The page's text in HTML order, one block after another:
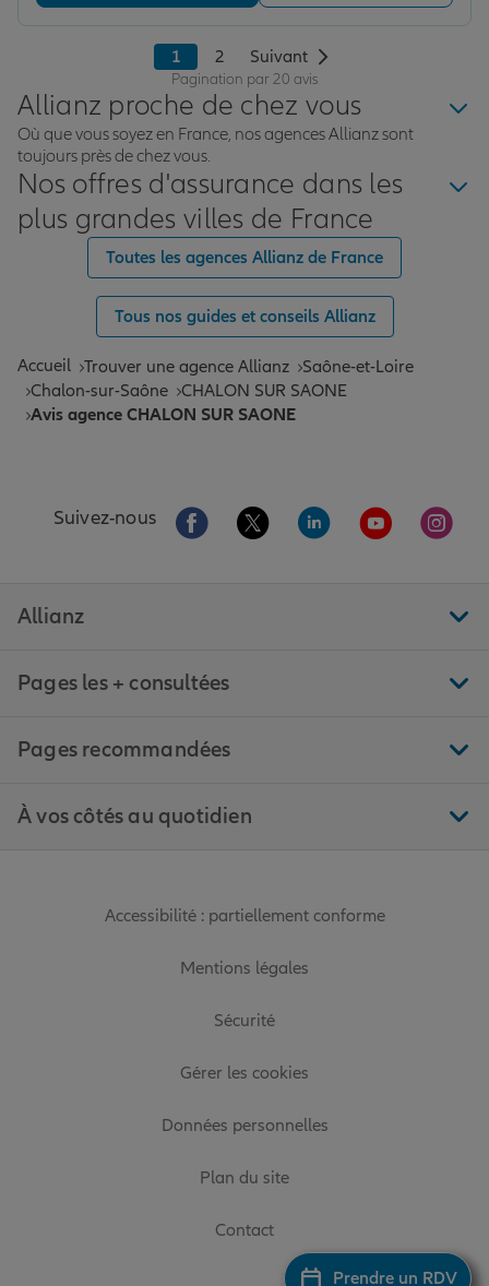
Prendre un RDV
1 2 Suivant
Pagination par 20 avis
Allianz proche de chez vous
Où que vous soyez en France, nos agences Allianz sont
toujours près de chez vous.
Nos offres d'assurance dans les
plus grandes villes de France
Toutes les agences Allianz de France
Tous nos guides et conseils Allianz
Accueil Trouver une agence Allianz
Saône-et-Loire
Chalon-sur-Saône CHALON SUR SAONE
Avis agence CHALON SUR SAONE
Suivez-nous Aller sur la page Facebook de Allianz
Aller sur la page Twitter de
Aller sur la page
Aller sur la
Aller
Allianz
Pages les + consultées
Pages recommandées
À vos côtés au quotidien
Accessibilité : partiellement conforme
Mentions légales
Sécurité
Gérer les cookies
Données personnelles
Plan du site
Contact